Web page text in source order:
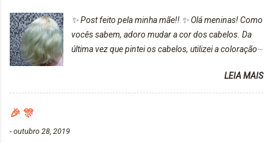
tinta ficava manchado. Meu banheiro inteiro ficou
rosa, minha mão, meu corpo todo, porém, ela tem
uma fixação muito boa (Deu para perceber kkk) Sem
✨ Post feito pela minha mãe!! ✨ Olá meninas! Como
vocês sabem, adoro mudar a cor dos cabelos. Da
última vez que pintei os cabelos, utilizei a coloração
ressaltar que meu cabelo estava platinado. O tom
ficou um rosa antigo, cobriu muito bem e não
LEIA MAIS
🎉 🎊
-outubro 28, 2019